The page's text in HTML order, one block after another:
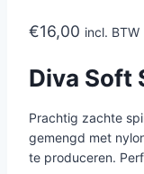
€16,00 incl. BTW
Diva Soft
Prachtig zachte
gemengd met
te produceren.